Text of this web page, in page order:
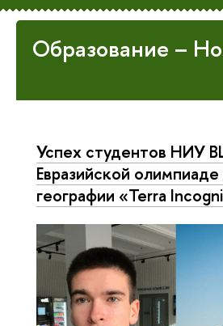
Образование –
Успех студентов НИУ
Евразийской олимпиаде
географии «Terra